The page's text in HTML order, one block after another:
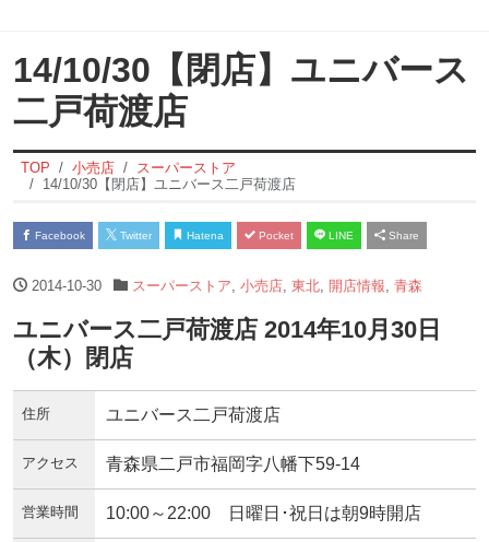
14/10/30【閉店】ユニバース
二戸荷渡店
TOP 小売店
スーパーストア
14/10/30【閉店】ユニバース二戸荷渡店
Facebook Twitter Hatena Pocket LINE Share
2014-10-30 スーパーストア 小売店, 東北, 開店情報 青森
ユニバース二戸荷渡店 2014年10月30日
（木）閉店
住所 ユニバース二戸荷渡店
アクセス 青森県二戸市福岡字八幡下59-14
営業時間 10:00～22:00 日曜日･祝日は朝9時開店